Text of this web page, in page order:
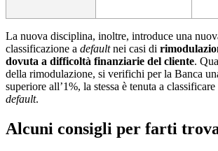
La nuova disciplina, inoltre, introduce una
classificazione a defaultnei casi di
dovuta a difficoltà finanziarie del cliente.
della rimodulazione, si verifichi per la Banca
superiore all’1%, la stessa è tenuta a
default.
Alcuni consigli per farti